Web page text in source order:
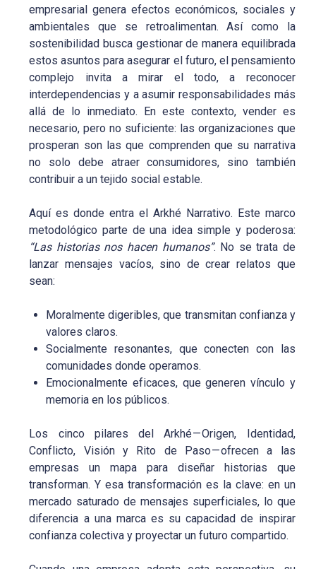
empresarial genera efectos económicos, sociales y
ambientales que se retroalimentan. Así como la
sostenibilidad busca gestionar de manera equilibrada
estos asuntos para asegurar el futuro, el pensamiento
complejo invita a mirar el todo, a reconocer
interdependencias y a asumir responsabilidades más
allá de lo inmediato. En este contexto, vender es
necesario, pero no suficiente: las organizaciones que
prosperan son las que comprenden que su narrativa
no solo debe atraer consumidores, sino también
contribuir a un tejido social estable.
Aquí es donde entra el Arkhé Narrativo. Este marco
metodológico parte de una idea simple y poderosa:
“Las historias nos hacen humanos”. No se trata de
lanzar mensajes vacíos, sino de crear relatos que
sean:
Moralmente digeribles, que transmitan confianza y
valores claros.
Socialmente resonantes, que conecten con las
comunidades donde operamos.
Emocionalmente eficaces, que generen vínculo y
memoria en los públicos.
Los cinco pilares del Arkhé — Origen, Identidad,
Conflicto, Visión y Rito de Paso — ofrecen a las
empresas un mapa para diseñar historias que
transforman. Y esa transformación es la clave: en un
mercado saturado de mensajes superficiales, lo que
diferencia a una marca es su capacidad de inspirar
confianza colectiva y proyectar un futuro compartido.